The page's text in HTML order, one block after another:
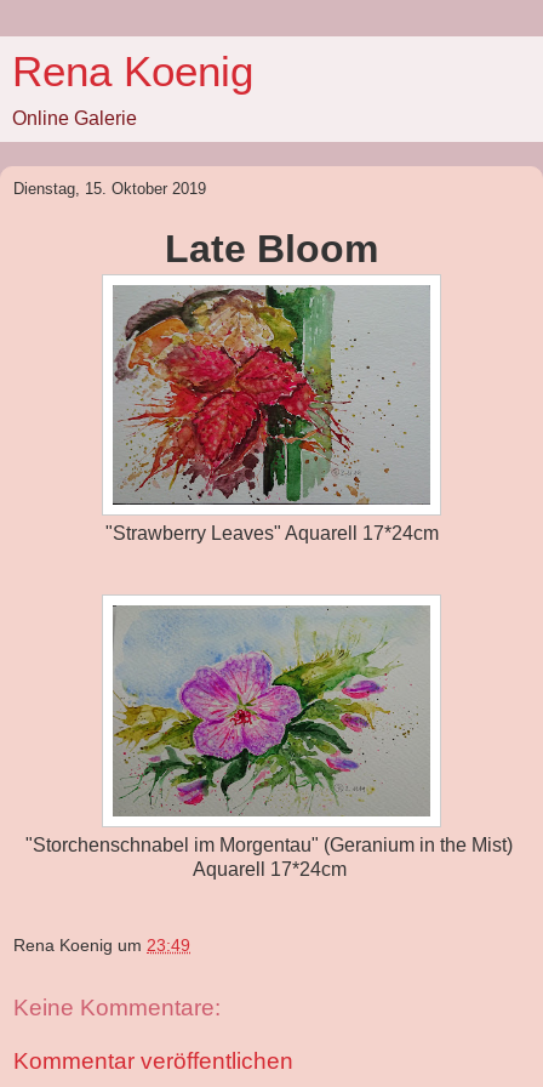
Rena Koenig
Online Galerie
Dienstag, 15. Oktober 2019
Late Bloom
"Strawberry Leaves" Aquarell 17*24cm
"Storchenschnabel im Morgentau" (Geranium in the Mist)
Aquarell 17*24cm
Rena Koenig um 23:49
Keine Kommentare:
Kommentar veröffentlichen